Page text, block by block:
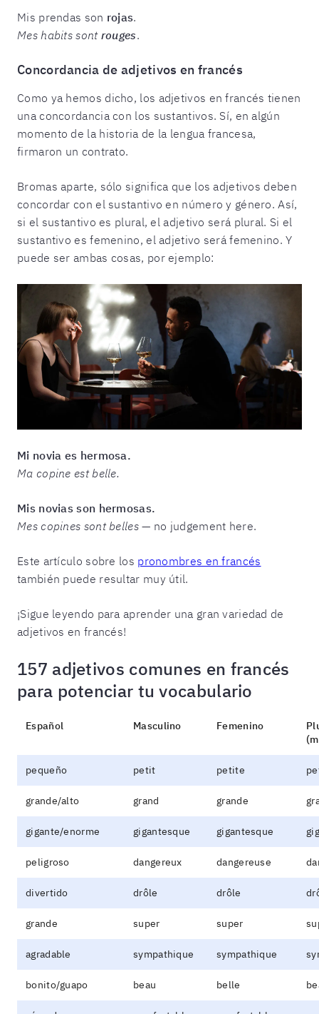
Mis prendas son rojas.
Mes habits sont rouges.
Concordancia de adjetivos en francés
Como ya hemos dicho, los adjetivos en francés tienen
una concordancia con los sustantivos. Sí, en algún
momento de la historia de la lengua francesa,
firmaron un contrato.
Bromas aparte, sólo significa que los adjetivos deben
concordar con el sustantivo en número y género. Así,
si el sustantivo es plural, el adjetivo será plural. Si el
sustantivo es femenino, el adjetivo será femenino. Y
puede ser ambas cosas, por ejemplo:
Mi novia es hermosa.
Ma copine est belle.
Mis novias son hermosas.
Mes copines sont belles— no judgement here.
Este artículo sobre los pronombres en francés
también puede resultar muy útil.
¡Sigue leyendo para aprender una gran variedad de
adjetivos en francés!
157 adjetivos comunes en francés
para potenciar tu vocabulario
Español Masculino Femenino
pequeño petit petite
grande/alto grand grande
gigante/enorme gigantesque gigantesque
peligroso dangereux dangereuse
divertido drôle drôle
grande super super
agradable sympathique sympathique
bonito/guapo beau belle